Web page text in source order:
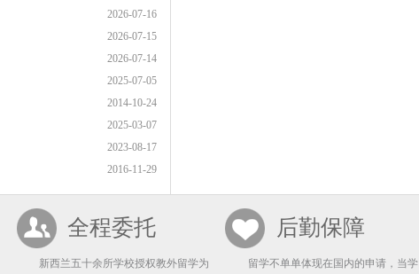
2026-07-16
2026-07-15
2026-07-14
2025-07-05
2014-10-24
2025-03-07
2023-08-17
2016-11-29
全程委托
新西兰五十余所学校授权教外留学为
后勤保障
留学不单单体现在国内的申请，当学